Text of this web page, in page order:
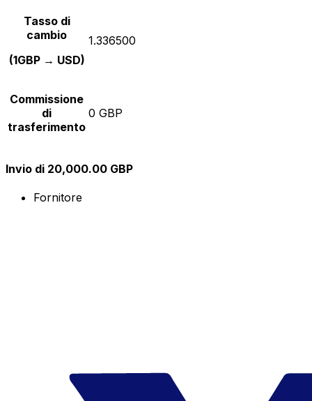
Tasso di
cambio
(1GBP → USD)
1.336500
Commissione
di
trasferimento
0 GBP
Invio di 20,000.00 GBP
Fornitore